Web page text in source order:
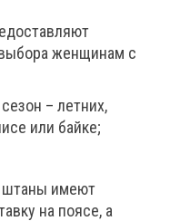
женщинам с
– летних,
или байке;
штаны имеют
на поясе, а